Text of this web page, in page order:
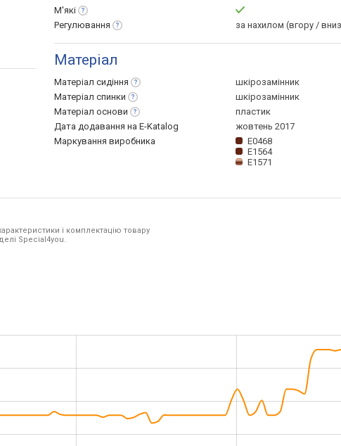
М'які
Регулювання
за нахилом (вгору /
Матеріал
Матеріал сидіння
шкірозамінник
Матеріал спинки
шкірозамінник
Матеріал основи
пластик
Дата додавання на E-Katalog
жовтень 2017
Маркування виробника
E0468
E1564
E1571
і комплектацію товару
Special4you.